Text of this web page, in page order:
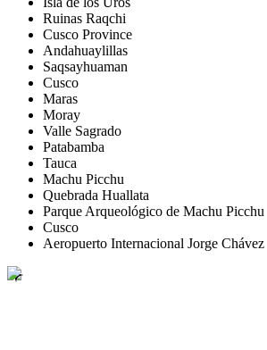
Ruinas Raqchi
Cusco Province
Andahuaylillas
Saqsayhuaman
Cusco
Maras
Moray
Valle Sagrado
Patabamba
Tauca
Machu Picchu
Quebrada Huallata
Parque Arqueológico de Machu Picchu
Cusco
Aeropuerto Internacional Jorge Chávez